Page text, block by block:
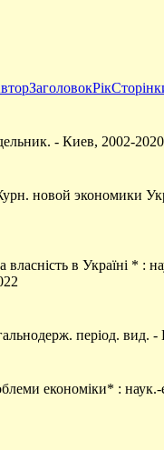
ЗаголовокРік
- Киев, 2002-2020
новой экономики
власність в Україні * :
період. вид. -
економіки* :